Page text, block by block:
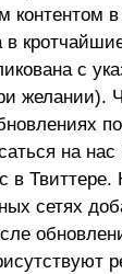
контентом в
с
желании).
на нас
в Твиттере.
сетях